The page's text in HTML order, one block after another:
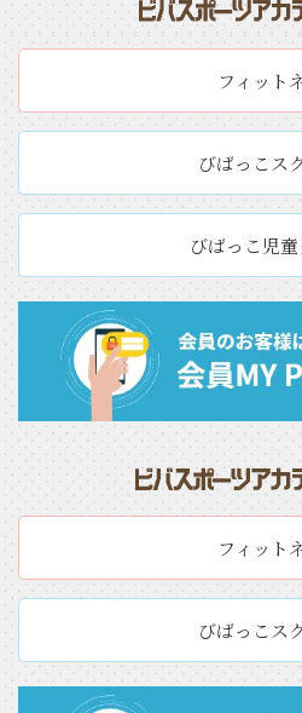
フィット
びばっこス
びばっこ児
フィット
びばっこス